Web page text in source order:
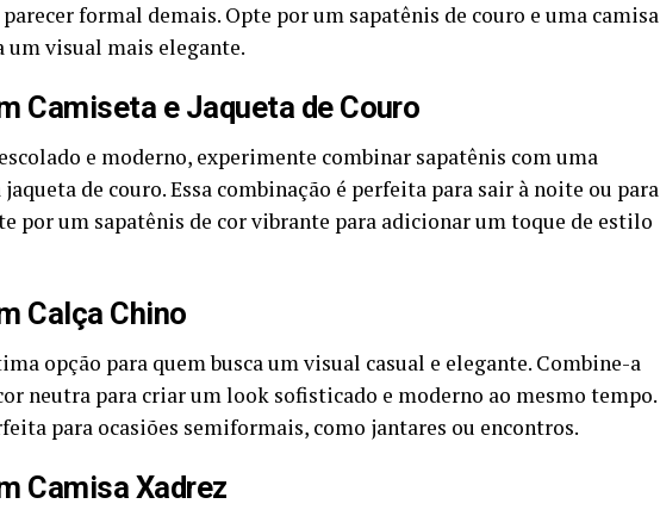
formal demais. Opte por um sapatênis de couro e uma camisa
um visual mais elegante.
Camiseta e Jaqueta de Couro
e moderno, experimente combinar sapatênis com uma
de couro. Essa combinação é perfeita para sair à noite ou para
por um sapatênis de cor vibrante para adicionar um toque de estilo
Calça Chino
opção para quem busca um visual casual e elegante. Combine-a
neutra para criar um look sofisticado e moderno ao mesmo tempo.
para ocasiões semiformais, como jantares ou encontros.
Camisa Xadrez